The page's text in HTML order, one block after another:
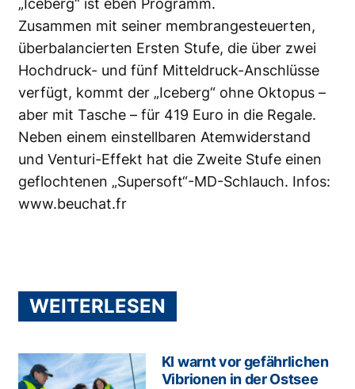
„Iceberg“ ist eben Programm.
Zusammen mit seiner membrangesteuerten,
überbalancierten Ersten Stufe, die über zwei
Hochdruck- und fünf Mitteldruck-Anschlüsse
verfügt, kommt der „Iceberg“ ohne Oktopus –
aber mit Tasche – für 419 Euro in die Regale.
Neben einem einstellbaren Atemwiderstand
und Venturi-Effekt hat die Zweite Stufe einen
geflochtenen „Supersoft“-MD-Schlauch. Infos:
www.beuchat.fr
WEITERLESEN
KI warnt vor gefährlichen
Vibrionen in der Ostsee